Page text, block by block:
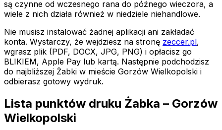
są czynne od wczesnego rana do późnego wieczora, a
wiele z nich działa również w niedziele niehandlowe.
Nie musisz instalować żadnej aplikacji ani zakładać
konta. Wystarczy, że wejdziesz na stronę zeccer.pl,
wgrasz plik (PDF, DOCX, JPG, PNG) i opłacisz go
BLIKIEM, Apple Pay lub kartą. Następnie podchodzisz
do najbliższej Żabki w mieście Gorzów Wielkopolski i
odbierasz gotowy wydruk.
Lista punktów druku Żabka – Gorzów
Wielkopolski